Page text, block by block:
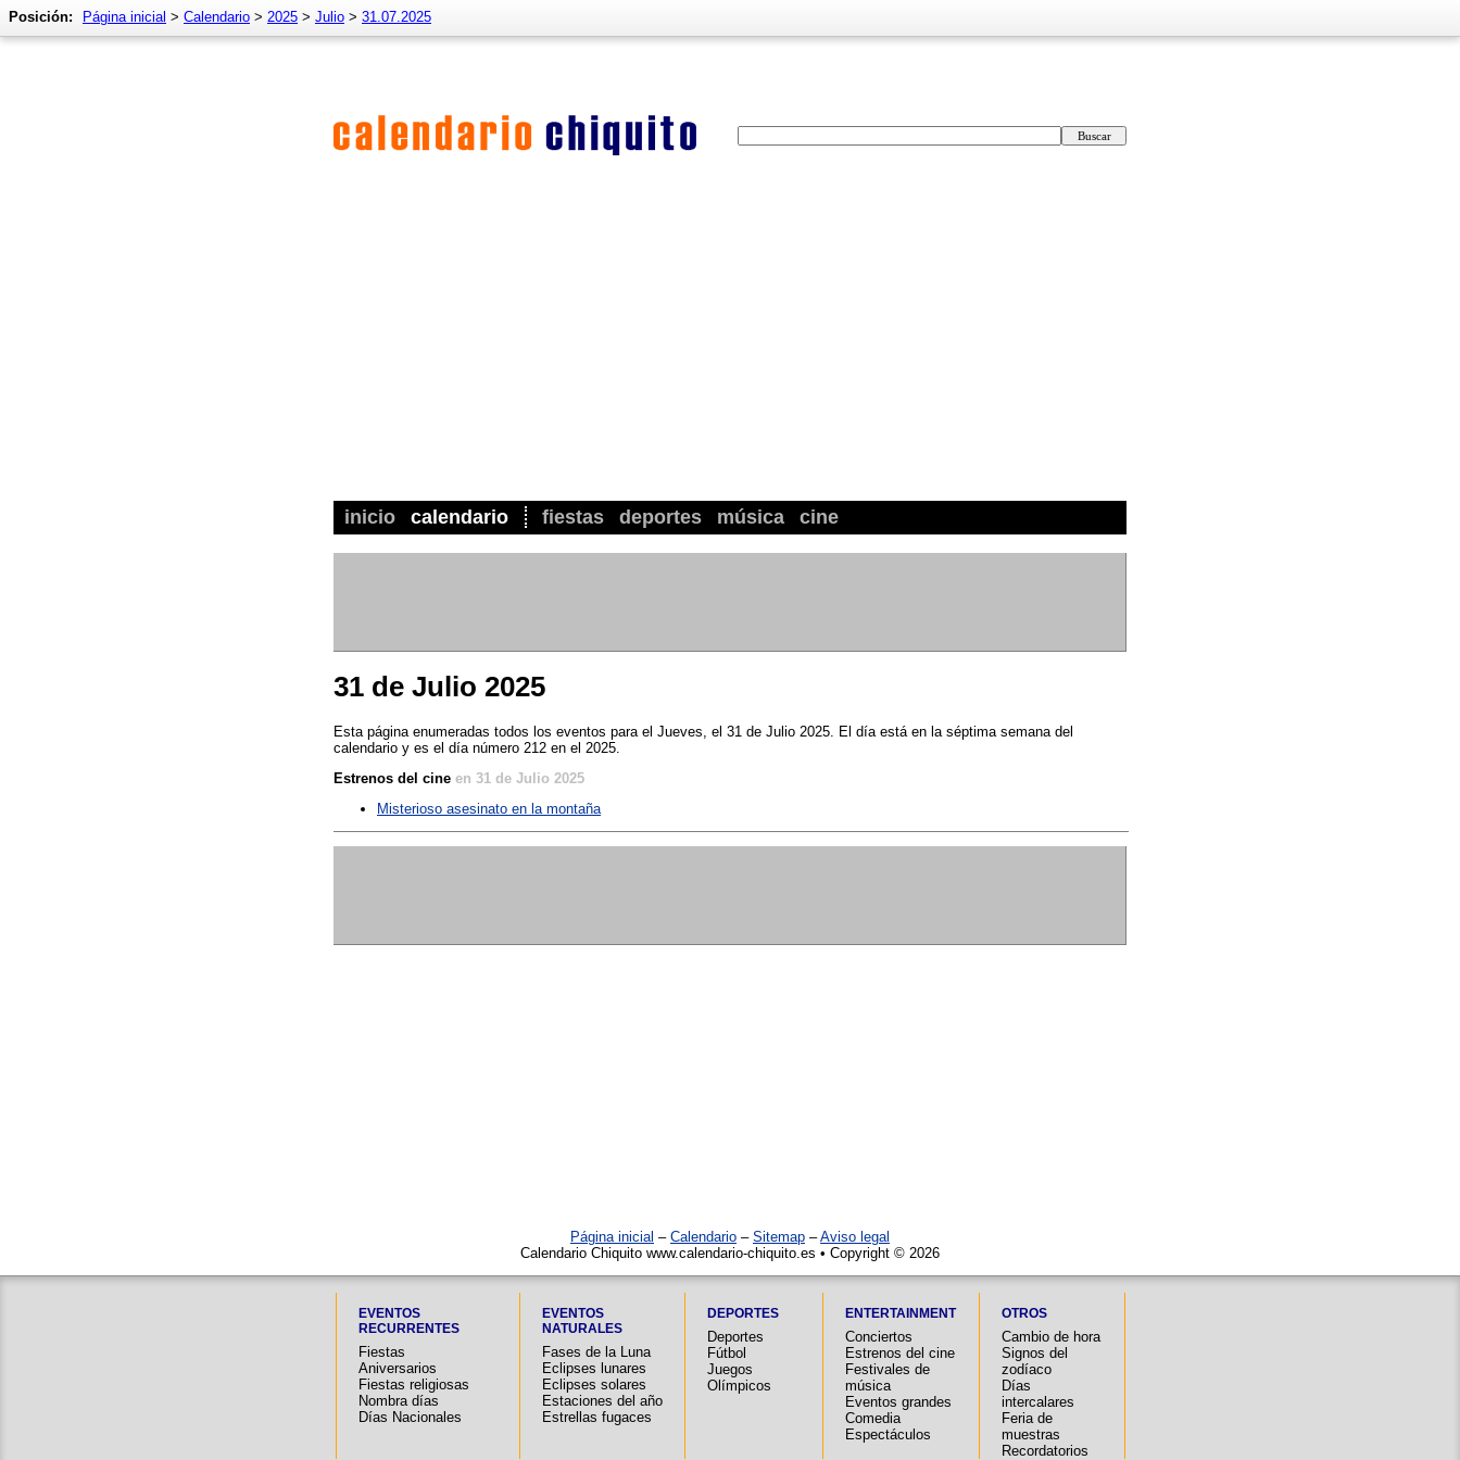
inicio calendario fiestas deportes música cine
Posición: Página inicial > Calendario > 2025 > Julio > 31.07.2025
31 de Julio 2025
Esta página enumeradas todos los eventos para el Jueves, el 31 de Julio 2025. El día está en la séptima semana del
calendario y es el día número 212 en el 2025.
Estrenos del cine en 31 de Julio 2025
Misterioso asesinato en la montaña
Página inicial – Calendario – Sitemap –Aviso legal
Calendario Chiquito www.calendario-chiquito.es • Copyright © 2026
EVENTOS
RECURRENTES
Fiestas
Aniversarios
Fiestas religiosas
Nombra días
Días Nacionales
EVENTOS
NATURALES
Fases de la Luna
Eclipses lunares
Eclipses solares
Estaciones del año
Estrellas fugaces
DEPORTES
Deportes
Fútbol
Juegos
Olímpicos
ENTERTAINMENT
Conciertos
Estrenos del cine
Festivales de
música
Eventos grandes
Comedia
Espectáculos
OTROS
Cambio de hora
Signos del
zodíaco
Días
intercalares
Feria de
muestras
Recordatorios